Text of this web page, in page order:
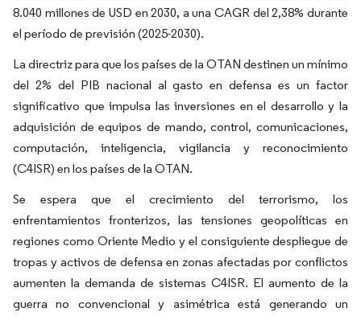
8.040 millones de USD en 2030, a una CAGR del 2,38% durante
el período de previsión (2025-2030).
La directriz para que los países de la OTAN destinen un mínimo
del 2% del PIB nacional al gasto en defensa es un factor
significativo que impulsa las inversiones en el desarrollo y la
adquisición de equipos de mando, control, comunicaciones,
computación, inteligencia, vigilancia y reconocimiento
(C4ISR) en los países de la OTAN.
Se espera que el crecimiento del terrorismo, los
enfrentamientos fronterizos, las tensiones geopolíticas en
regiones como Oriente Medio y el consiguiente despliegue de
tropas y activos de defensa en zonas afectadas por conflictos
aumenten la demanda de sistemas C4ISR. El aumento de la
guerra no convencional y asimétrica está generando un